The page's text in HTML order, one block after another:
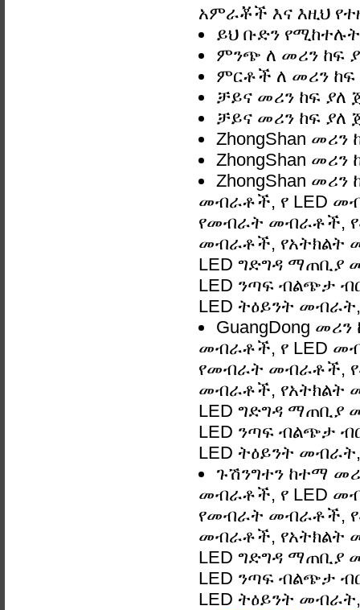
አምራቾች እና እዚህ
ይህ ቡድን
ምንጭ ለ መሪን ከፍ
ምርቶች ለ መሪን ከፍ
ቻይና መሪን ከፍ ያለ
ቻይና መሪን ከፍ ያለ
ZhongShan መሪን
ZhongShan መሪን
ZhongShan መሪን
መብራቶች, የ LED
የመብራት መብራቶች,
መብራቶች, የአትክልት
LED ግድግዳ ማጠቢያ
LED ንጣፍ ብልጭታ
LED ትዕይንት መብራት,
GuangDong
መብራቶች, የ LED
የመብራት መብራቶች,
መብራቶች, የአትክልት
LED ግድግዳ ማጠቢያ
LED ንጣፍ ብልጭታ
LED ትዕይንት መብራት,
ጉሽንግተን ከተማ
መብራቶች, የ LED
የመብራት መብራቶች,
መብራቶች, የአትክልት
LED ግድግዳ ማጠቢያ
LED ንጣፍ ብልጭታ
LED ትዕይንት መብራት,